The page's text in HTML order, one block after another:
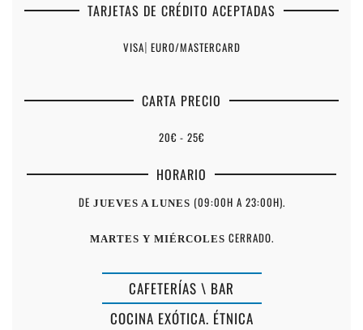
TARJETAS DE CRÉDITO ACEPTADAS
VISA| EURO/MASTERCARD
CARTA PRECIO
20€ - 25€
HORARIO
DE JUEVES A LUNES (09:00H A 23:00H).
MARTES Y MIÉRCOLES CERRADO.
CAFETERÍAS \ BAR
COCINA EXÓTICA. ÉTNICA